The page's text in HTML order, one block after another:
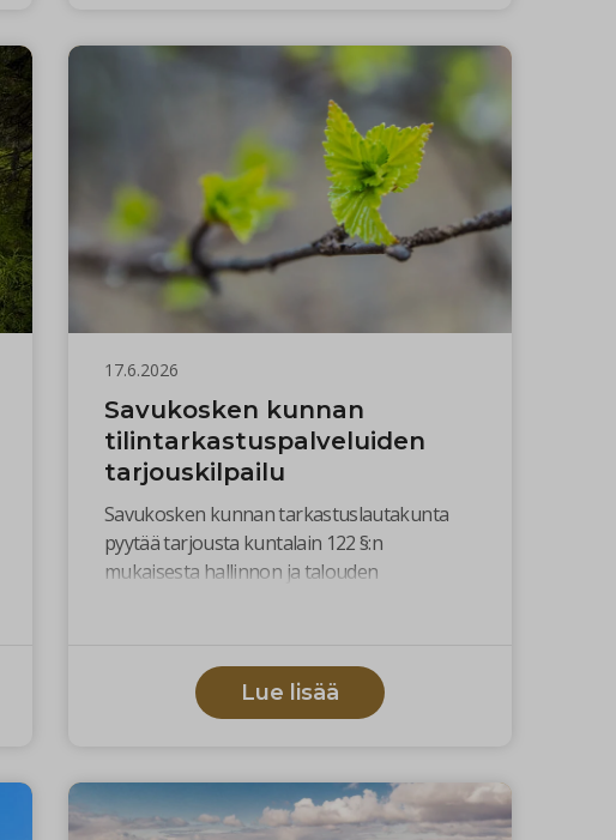
17.6.2026
Savukosken kunnan
tilintarkastuspalveluiden
tarjouskilpailu
Savukosken kunnan tarkastuslautakunta
pyytää tarjousta kuntalain 122 §:n
mukaisesta hallinnon ja talouden
Lue lisää